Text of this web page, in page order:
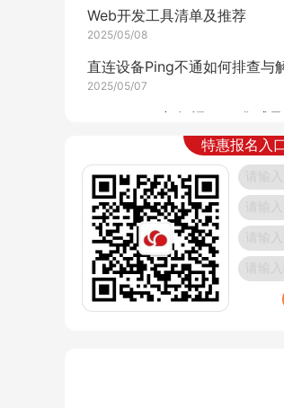
Web开发工具清单及推荐
2025/05/08
直连设备Ping不通如何排查与
2025/05/07
OpenStack与红帽Ceph集成
MAC地址、物理地址与链路层
术实现
2025/05/06
如何选Linux认证？零基础怎么
2025/04/30
如何部署SSL证书，实现https
2025/04/28
特惠报名入